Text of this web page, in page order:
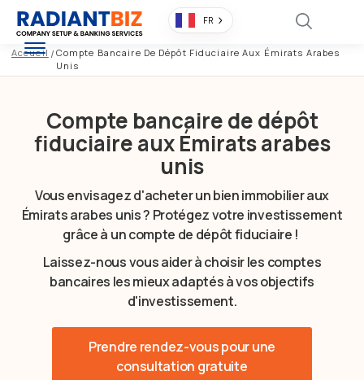
FR
Accueil / Compte Bancaire De Dépôt Fiduciaire Aux Émirats Arabes
Unis
Compte bancaire de dépôt
fiduciaire aux Émirats arabes
unis
Vous envisagez d'acheter un bien immobilier aux
Émirats arabes unis ? Protégez votre investissement
grâce à un compte de dépôt fiduciaire !
Laissez-nous vous aider à choisir les comptes
bancaires les mieux adaptés à vos objectifs
d'investissement.
Prendre rendez-vous pour une
consultation gratuite